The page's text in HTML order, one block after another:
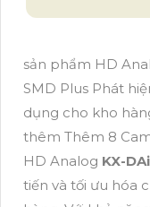
sản phẩm HD
SMD Plus Phát
dụng cho kho
thêm Thêm 8
HD Analog KX-
tiến và tối ưu hóa